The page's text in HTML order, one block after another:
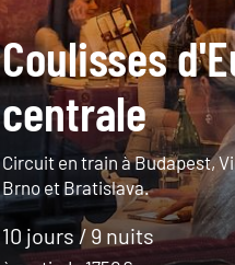
Coulisses
centrale
Circuit en train à Budapest,
Brno et Bratislava.
10 jours / 9 nuits